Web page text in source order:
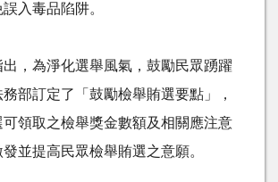
入毒品陷阱。
，為淨化選舉風氣，鼓勵民眾踴躍
部訂定了「鼓勵檢舉賄選要點」，
可領取之檢舉獎金數額及相關應注意
並提高民眾檢舉賄選之意願。